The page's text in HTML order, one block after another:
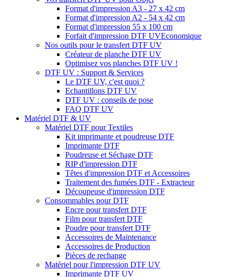
Format d'impression A3 - 27 x 42 cm
Format d'impression A2 - 54 x 42 cm
Format d'impression 55 x 100 cm
Forfait d'impression DTF UVEconomique
Nos outils pour le transfert DTF UV
Créateur de planche DTF UV
Optimisez vos planches DTF UV !
DTF UV : Support & Services
Le DTF UV, c'est quoi ?
Echantillons DTF UV
DTF UV : conseils de pose
FAQ DTF UV
Matériel DTF & UV
Matériel DTF pour Textiles
Kit imprimante et poudreuse DTF
Imprimante DTF
Poudreuse et Séchage DTF
RIP d'impression DTF
Têtes d'impression DTF et Accessoires
Traitement des fumées DTF - Extracteur
Découpeuse d'impression DTF
Consommables pour DTF
Encre pour transfert DTF
Film pour transfert DTF
Poudre pour transfert DTF
Accessoires de Maintenance
Accessoires de Production
Pièces de rechange
Matériel pour l'impression DTF UV
Imprimante DTF UV